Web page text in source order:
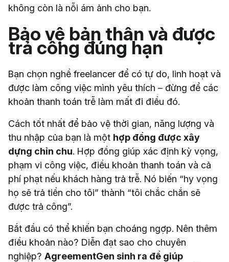
không còn là nỗi ám ảnh cho bạn.
Bảo vệ bản thân và được
trả công đúng hạn
Bạn chọn nghề freelancer để có tự do, linh hoạt và
được làm công việc mình yêu thích – đừng để các
khoản thanh toán trễ làm mất đi điều đó.
Cách tốt nhất để bảo vệ thời gian, năng lượng và
thu nhập của bạn là một hợp đồng được xây
dựng chỉn chu. Hợp đồng giúp xác định kỳ vọng,
phạm vi công việc, điều khoản thanh toán và cả
phí phạt nếu khách hàng trả trễ. Nó biến “hy vọng
họ sẽ trả tiền cho tôi” thành “tôi chắc chắn sẽ
được trả công”.
Bắt đầu có thể khiến bạn choáng ngợp. Nên thêm
điều khoản nào? Diễn đạt sao cho chuyên
nghiệp? AgreementGen sinh ra để giúp